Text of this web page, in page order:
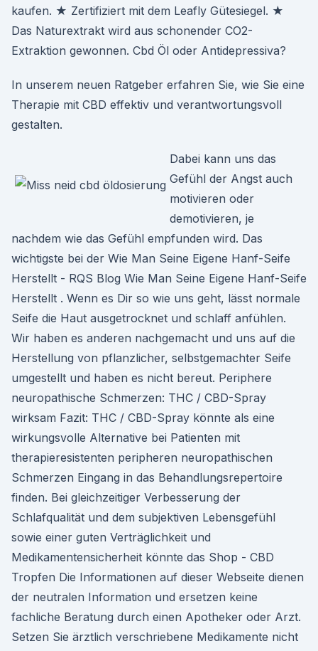
kaufen. ★ Zertifiziert mit dem Leafly Gütesiegel. ★
Das Naturextrakt wird aus schonender CO2-
Extraktion gewonnen. Cbd Öl oder Antidepressiva?
In unserem neuen Ratgeber erfahren Sie, wie Sie eine
Therapie mit CBD effektiv und verantwortungsvoll
gestalten.
Dabei kann uns das
Gefühl der Angst auch
motivieren oder
demotivieren, je
nachdem wie das Gefühl empfunden wird. Das
wichtigste bei der Wie Man Seine Eigene Hanf-Seife
Herstellt - RQS Blog Wie Man Seine Eigene Hanf-Seife
Herstellt . Wenn es Dir so wie uns geht, lässt normale
Seife die Haut ausgetrocknet und schlaff anfühlen.
Wir haben es anderen nachgemacht und uns auf die
Herstellung von pflanzlicher, selbstgemachter Seife
umgestellt und haben es nicht bereut. Periphere
neuropathische Schmerzen: THC / CBD-Spray
wirksam Fazit: THC / CBD-Spray könnte als eine
wirkungsvolle Alternative bei Patienten mit
therapieresistenten peripheren neuropathischen
Schmerzen Eingang in das Behandlungsrepertoire
finden. Bei gleichzeitiger Verbesserung der
Schlafqualität und dem subjektiven Lebensgefühl
sowie einer guten Verträglichkeit und
Medikamentensicherheit könnte das Shop - CBD
Tropfen Die Informationen auf dieser Webseite dienen
der neutralen Information und ersetzen keine
fachliche Beratung durch einen Apotheker oder Arzt.
Setzen Sie ärztlich verschriebene Medikamente nicht